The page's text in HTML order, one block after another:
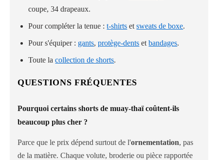
coupe, 34 drapeaux.
Pour compléter la tenue :t-shirts etsweats de boxe.
Pour s'équiper : gants,protège-dents etbandages.
Toute lacollection de shorts.
QUESTIONS FRÉQUENTES
Pourquoi certains shorts de muay-thaï coûtent-ils
beaucoup plus cher ?
Parce que le prix dépend surtout de l'ornementation, pas
de la matière. Chaque volute, broderie ou pièce rapportée